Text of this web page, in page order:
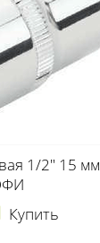
1/2" 15 мм
Купить